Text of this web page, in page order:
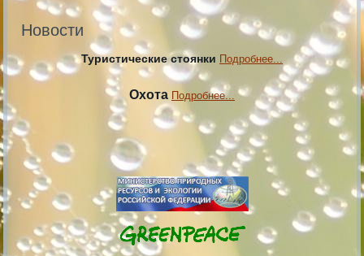
Новости
Туристические стоянки Подробнее...
Охота Подробнее...